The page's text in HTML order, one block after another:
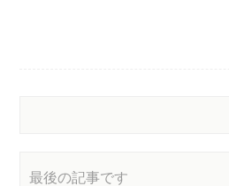
最後の記事です